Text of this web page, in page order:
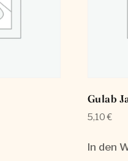
Gulab
5,10€
In den